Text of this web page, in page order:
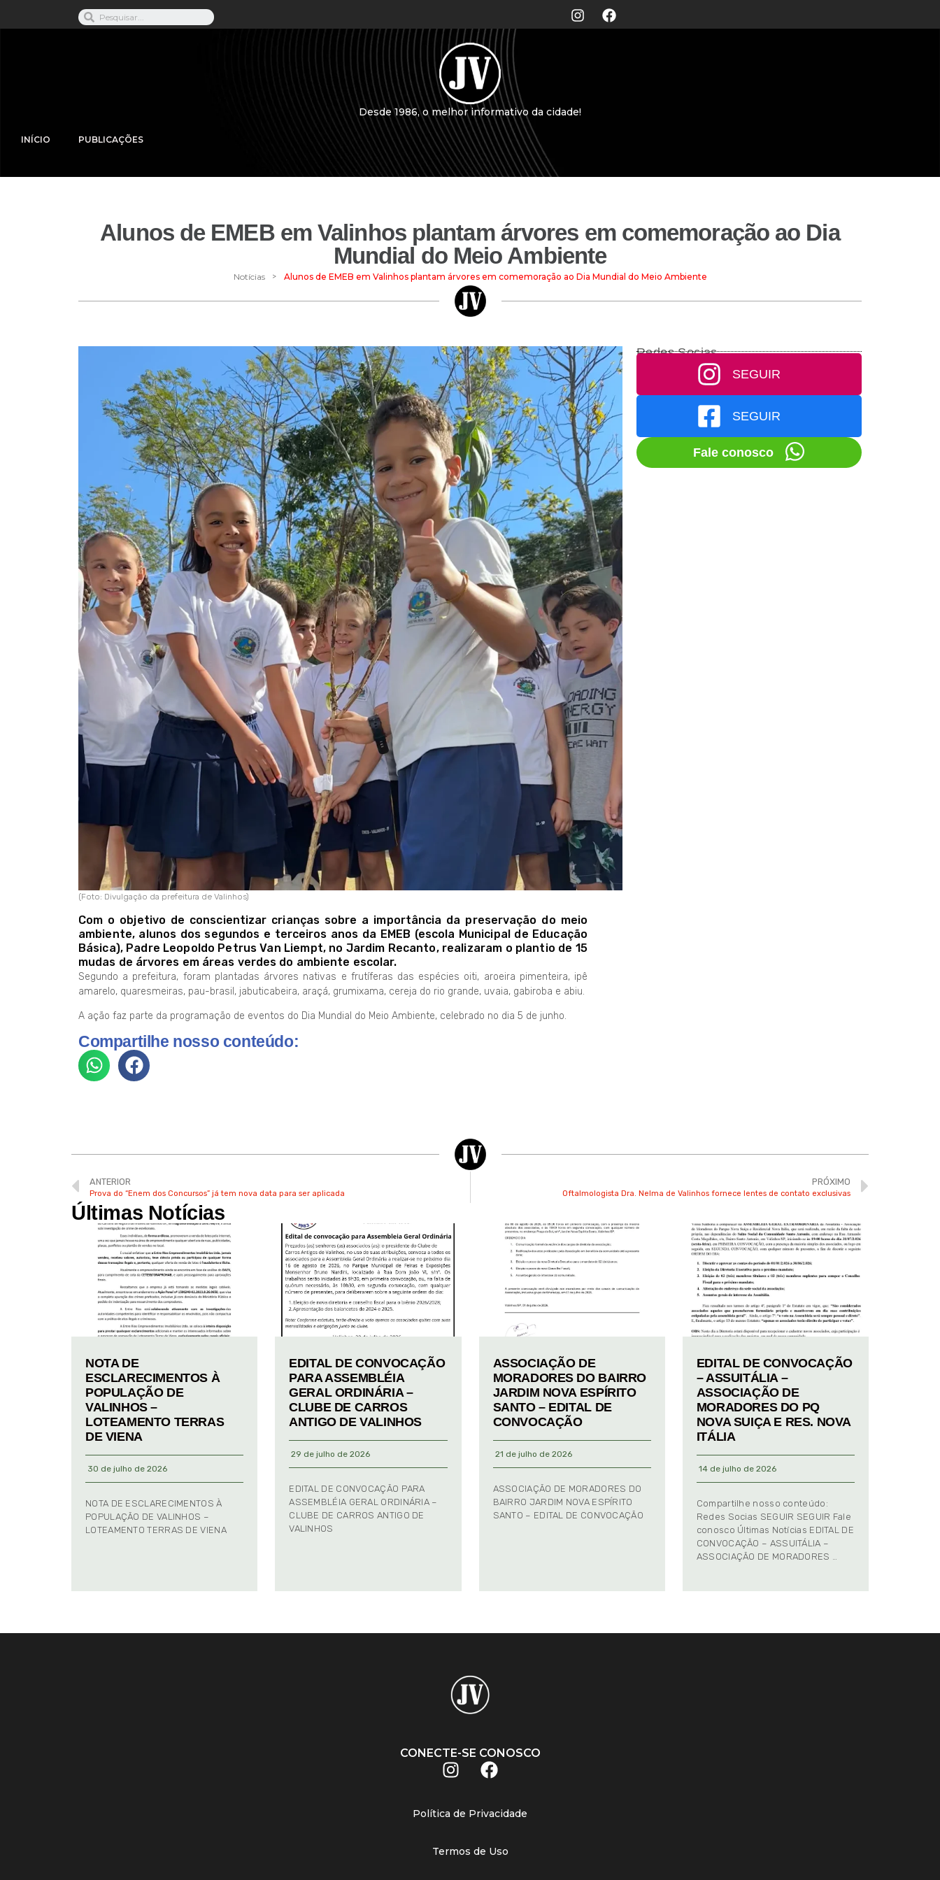
Desde 1986, o melhor informativo da cidade!
INÍCIO PUBLICAÇÕES
Alunos de EMEB em Valinhos plantam árvores em comemoração ao Dia
Mundial do Meio Ambiente
Notícias > Alunos de EMEB em Valinhos plantam árvores em comemoração ao Dia Mundial do Meio Ambiente
(Foto: Divulgação da prefeitura de Valinhos)
Com o objetivo de conscientizar crianças sobre a importância da preservação do meio
ambiente, alunos dos segundos e terceiros anos da EMEB (escola Municipal de Educação
Básica), Padre Leopoldo Petrus Van Liempt, no Jardim Recanto, realizaram o plantio de 15
mudas de árvores em áreas verdes do ambiente escolar.
Segundo a prefeitura, foram plantadas árvores nativas e frutíferas das espécies oiti, aroeira pimenteira, ipê
amarelo, quaresmeiras, pau-brasil, jabuticabeira, araçá, grumixama, cereja do rio grande, uvaia, gabiroba e abiu.
A ação faz parte da programação de eventos do Dia Mundial do Meio Ambiente, celebrado no dia 5 de junho.
Compartilhe nosso conteúdo:
Redes Socias
SEGUIR
SEGUIR
Fale conosco
ANTERIOR
Prova do “Enem dos Concursos” já tem nova data para ser aplicada
PRÓXIMO
Oftalmologista Dra. Nelma de Valinhos fornece lentes de contato exclusivas
Últimas Notícias
NOTA DE
ESCLARECIMENTOS À
POPULAÇÃO DE
VALINHOS –
LOTEAMENTO TERRAS
DE VIENA
30 de julho de 2026
NOTA DE ESCLARECIMENTOS À
POPULAÇÃO DE VALINHOS –
LOTEAMENTO TERRAS DE VIENA
EDITAL DE CONVOCAÇÃO
PARA ASSEMBLÉIA
GERAL ORDINÁRIA –
CLUBE DE CARROS
ANTIGO DE VALINHOS
29 de julho de 2026
EDITAL DE CONVOCAÇÃO PARA
ASSEMBLÉIA GERAL ORDINÁRIA –
CLUBE DE CARROS ANTIGO DE
VALINHOS
ASSOCIAÇÃO DE
MORADORES DO BAIRRO
JARDIM NOVA ESPÍRITO
SANTO – EDITAL DE
CONVOCAÇÃO
21 de julho de 2026
ASSOCIAÇÃO DE MORADORES DO
BAIRRO JARDIM NOVA ESPÍRITO
SANTO – EDITAL DE CONVOCAÇÃO
EDITAL DE CONVOCAÇÃO
– ASSUITÁLIA –
ASSOCIAÇÃO DE
MORADORES DO PQ
NOVA SUIÇA E RES. NOVA
ITÁLIA
14 de julho de 2026
Compartilhe nosso conteúdo:
Redes Socias SEGUIR SEGUIR Fale
conosco Últimas Notícias EDITAL DE
CONVOCAÇÃO – ASSUITÁLIA –
ASSOCIAÇÃO DE MORADORES …
CONECTE-SE CONOSCO
Política de Privacidade
Termos de Uso